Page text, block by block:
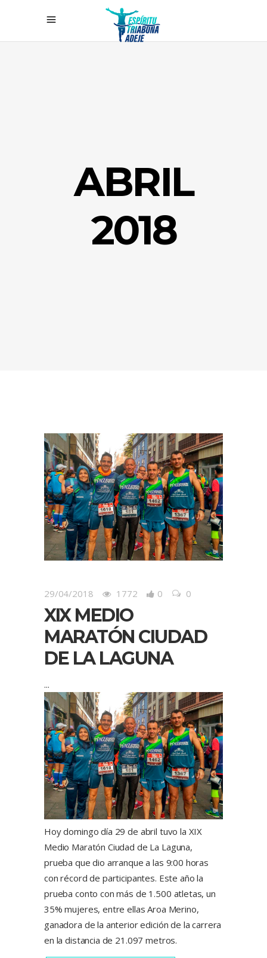
ABRIL
2018
29/04/2018 1772 0 0
XIX MEDIO
MARATÓN CIUDAD
DE LA LAGUNA
Hoy domingo día 29 de abril tuvo la XIX
Medio Maratón Ciudad de La Laguna,
prueba que dio arranque a las 9:00 horas
con récord de participantes. Este año la
prueba conto con más de 1.500 atletas, un
35% mujeres, entre ellas Aroa Merino,
ganadora de la anterior edición de la carrera
en la distancia de 21.097 metros.